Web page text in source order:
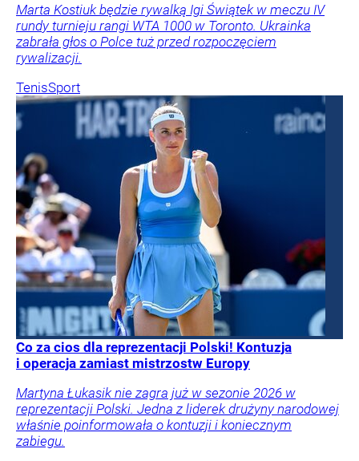
Marta Kostiuk będzie rywalką Igi Świątek w meczu IV
rundy turnieju rangi WTA 1000 w Toronto. Ukrainka
zabrała głos o Polce tuż przed rozpoczęciem
rywalizacji.
TenisSport
Co za cios dla reprezentacji Polski! Kontuzja
i operacja zamiast mistrzostw Europy
Martyna Łukasik nie zagra już w sezonie 2026 w
reprezentacji Polski. Jedna z liderek drużyny narodowej
właśnie poinformowała o kontuzji i koniecznym
zabiegu.